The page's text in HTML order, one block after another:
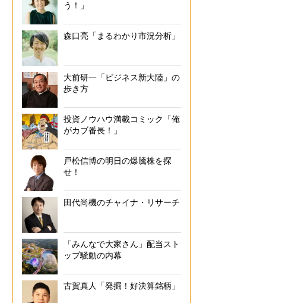
う！」
森口亮「まるわかり市況分析」
大前研一「ビジネス新大陸」の
歩き方
投資ノウハウ満載コミック「俺
がカブ番長！」
戸松信博の明日の爆騰株を探
せ！
田代尚機のチャイナ・リサーチ
「みんなで大家さん」配当スト
ップ騒動の内幕
古賀真人「発掘！好決算銘柄」